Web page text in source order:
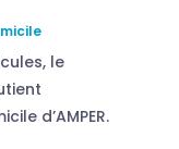
le
d’AMPER.